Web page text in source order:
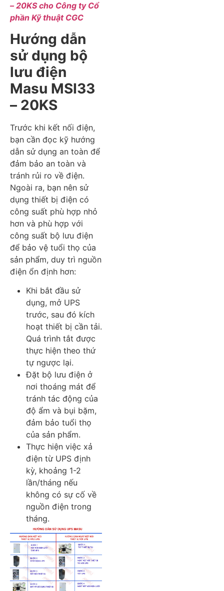
– 20KS cho Công ty Cổ
phần Kỹ thuật CGC
Hướng dẫn
sử dụng bộ
lưu điện
Masu MSI33
– 20KS
Trước khi kết nối điện,
bạn cần đọc kỹ hướng
dẫn sử dụng an toàn để
đảm bảo an toàn và
tránh rủi ro về điện.
Ngoài ra, bạn nên sử
dụng thiết bị điện có
công suất phù hợp nhỏ
hơn và phù hợp với
công suất bộ lưu điện
để bảo vệ tuổi thọ của
sản phẩm, duy trì nguồn
điện ổn định hơn:
Khi bắt đầu sử
dụng, mở UPS
trước, sau đó kích
hoạt thiết bị cần tải.
Quá trình tắt được
thực hiện theo thứ
tự ngược lại.
Đặt bộ lưu điện ở
nơi thoáng mát để
tránh tác động của
độ ẩm và bụi bặm,
đảm bảo tuổi thọ
của sản phẩm.
Thực hiện việc xả
điện từ UPS định
kỳ, khoảng 1-2
lần/tháng nếu
không có sự cố về
nguồn điện trong
tháng.